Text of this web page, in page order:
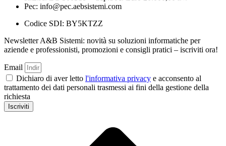
Pec: info@pec.aebsistemi.com
Codice SDI: BY5KTZZ
Newsletter A&B Sistemi: novità su soluzioni informatiche per
aziende e professionisti, promozioni e consigli pratici – iscriviti ora!
Email
Dichiaro di aver letto l'informativa privacy e acconsento al
trattamento dei dati personali trasmessi ai fini della gestione della
richiesta
Iscriviti